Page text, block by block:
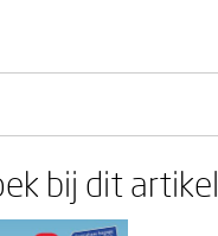
bij dit artikel